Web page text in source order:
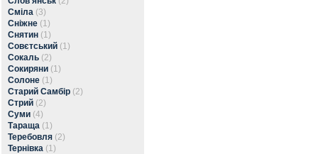
Сміла (3)
Сніжне (1)
Снятин (1)
Совєтський (1)
Сокаль (2)
Сокиряни (1)
Солоне (1)
Старий Самбір (2)
Стрий (2)
Суми (4)
Тараща (1)
Теребовля (2)
Тернівка (1)